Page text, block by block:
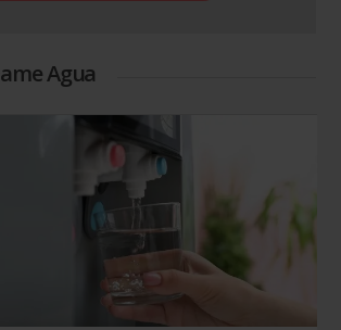
Agua